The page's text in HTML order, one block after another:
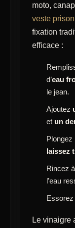
moto,
veste
fixation
efficace :
d’eau
le jean.
Ajoutez
et un
Plongez
laissez
Rincez
l’eau
Essorez
Le vinaigre